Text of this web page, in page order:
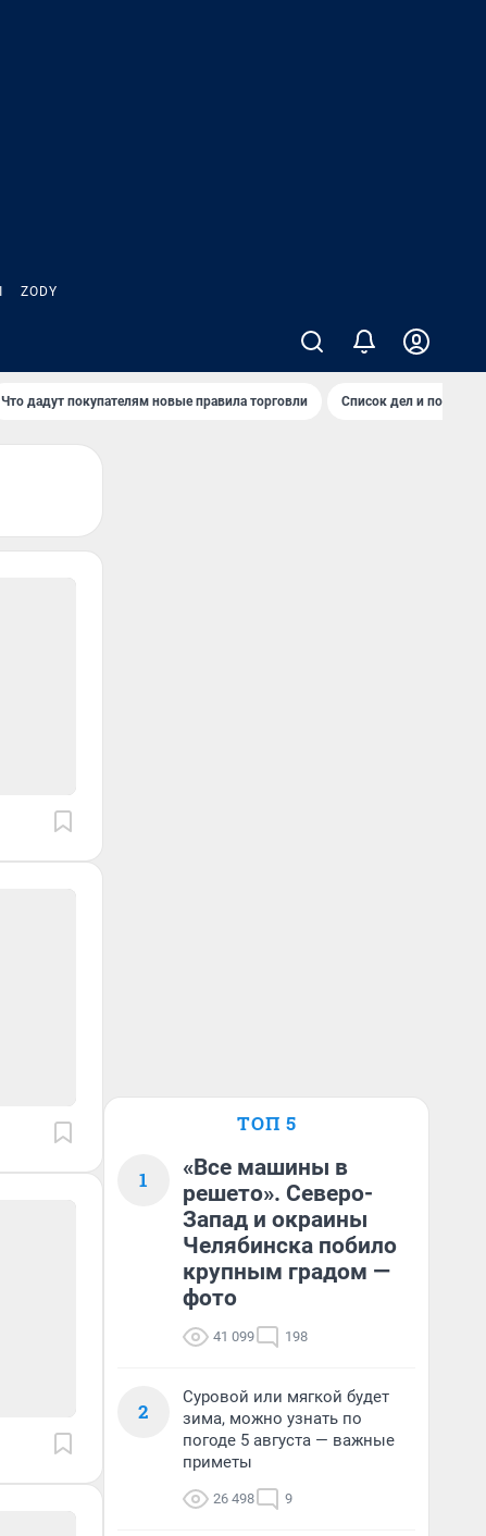
ZODY
Что дадут покупателям новые правила торговли Список дел и покупок
ТОП 5
1
«Все машины в
решето». Северо-
Запад и окраины
Челябинска побило
крупным градом —
фото
41 099 198
2
Суровой или мягкой будет
зима, можно узнать по
погоде 5 августа — важные
приметы
26 498 9